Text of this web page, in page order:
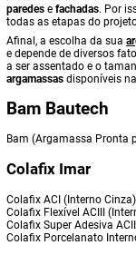
paredes e fachadas. Por
todas as etapas do
Afinal, a escolha da sua
e depende de diversos
a ser assentado e o
argamassas disponíveis
Bam Bautech
Bam (Argamassa Pronta
Colafix Imar
Colafix ACI (Interno Cinza)
Colafix Flexível ACIII
Colafix Super Adesiva
Colafix Porcelanato